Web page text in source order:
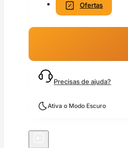
Ofertas
Precisas de ajuda?
Ativa o Modo Escuro